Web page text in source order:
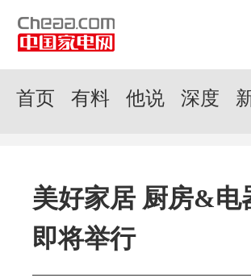
首页 有料 他说 深度
美好家居 厨房&电
即将举行